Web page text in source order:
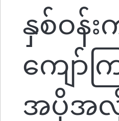
နှစ်ဝန်
ကျော်က
အပိုအလို